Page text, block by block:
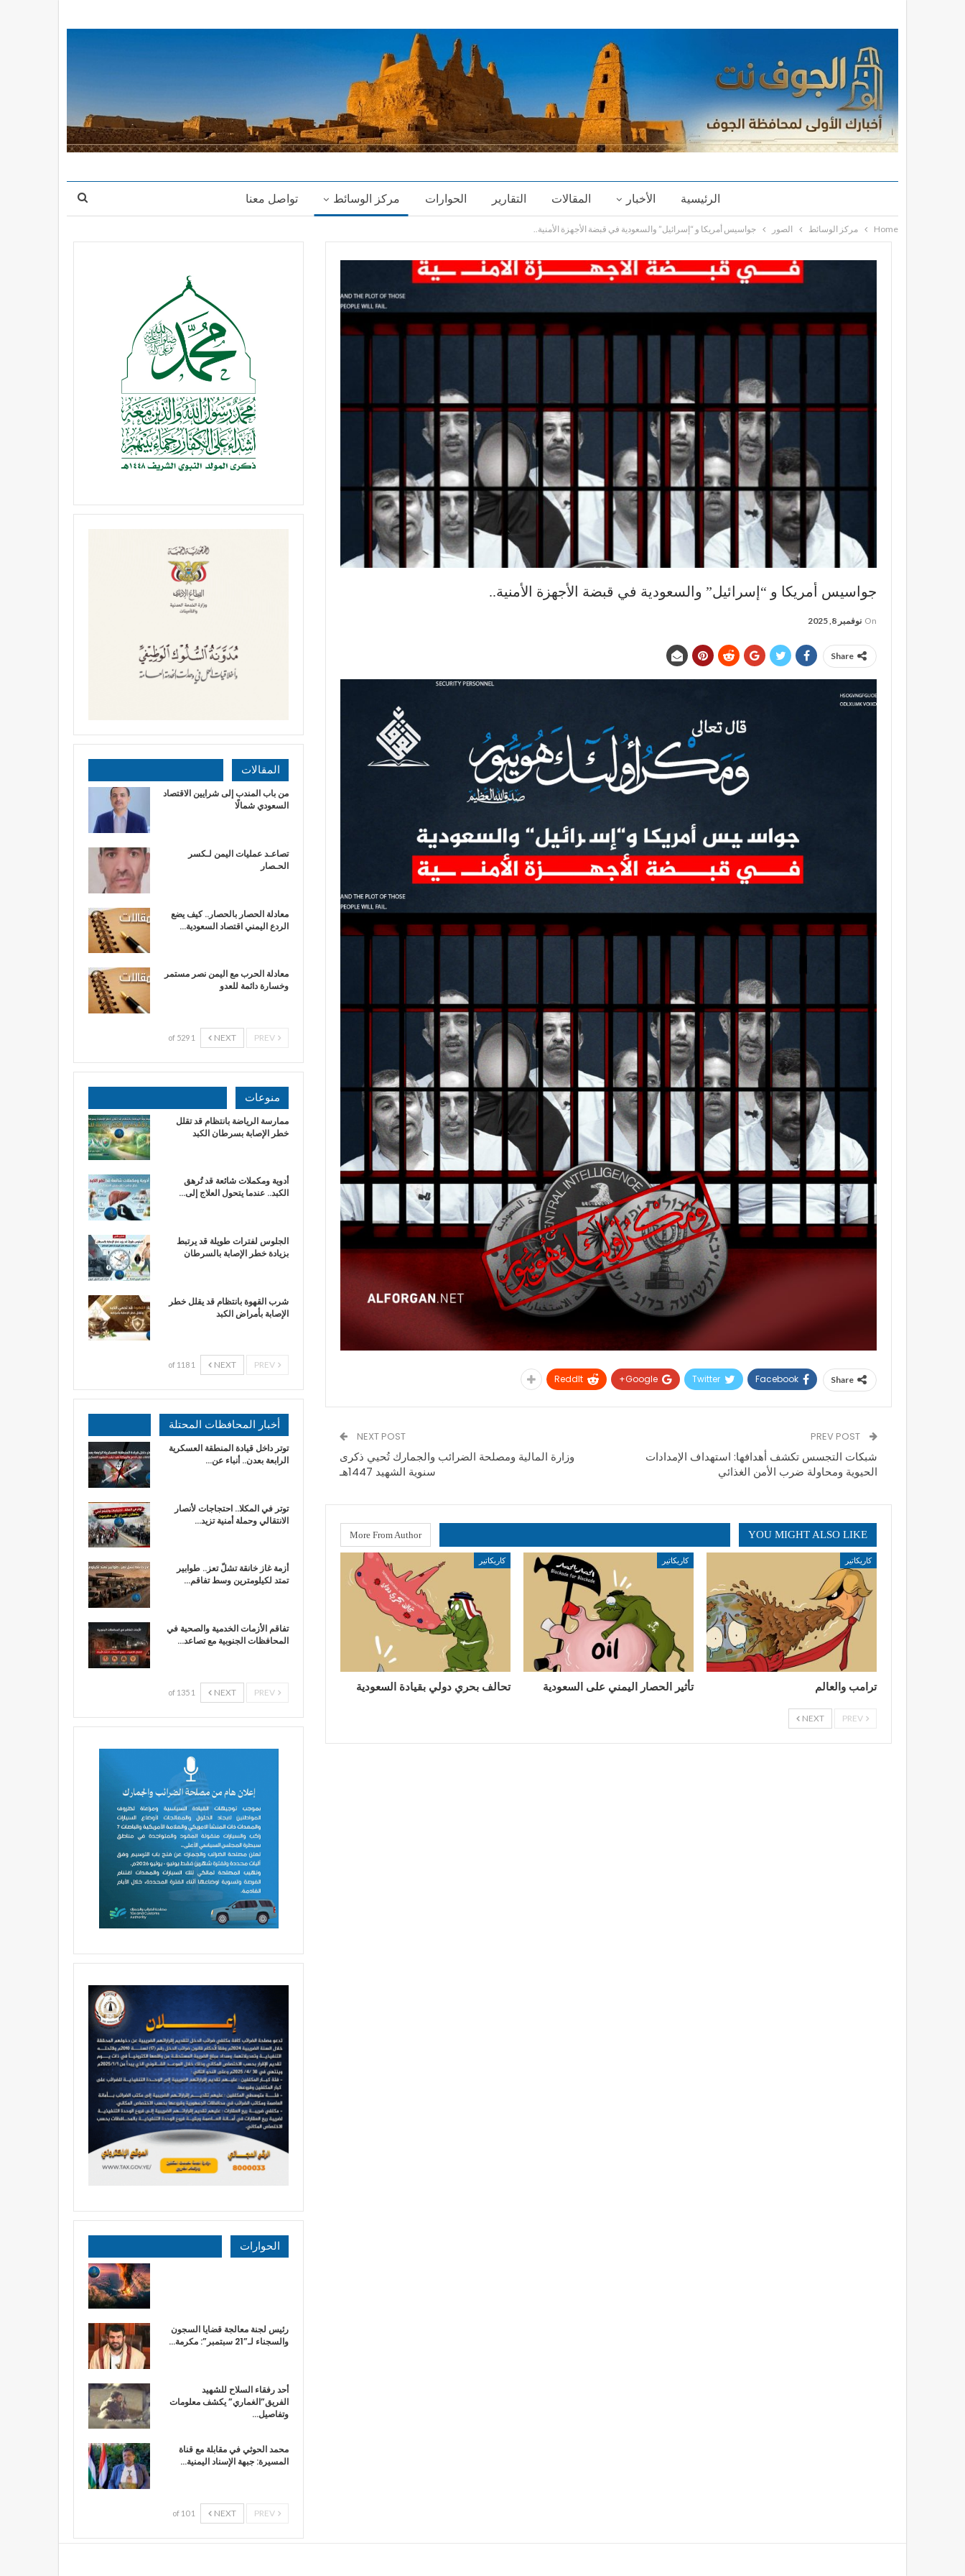
الرئيسية الأخبار المقالات التقارير الحوارات مركز الوسائط تواصل معنا
Home مركز الوسائط الصور جواسيس أمريكا و “إسرائيل” والسعودية في قبضة الأجهزة الأمنية..
جواسيس أمريكا و “إسرائيل” والسعودية في قبضة الأجهزة الأمنية..
On نوفمبر 8, 2025
Share
Share
Facebook
Twitter
Google+
ReddIt
شبكات التجسس تكشف أهدافها: استهداف الإمدادات
الحيوية ومحاولة ضرب الأمن الغذائي
NEXT POST
وزارة المالية ومصلحة الضرائب والجمارك تُحيي ذكرى
سنوية الشهيد 1447هـ
YOU MIGHT ALSO LIKE
More From Author
كاريكاتير
ترامب والعالم
كاريكاتير
تأثير الحصار اليمني على السعودية
كاريكاتير
تحالف بحري دولي بقيادة السعودية
NEXT
المقالات
من باب المندب إلى شرايين الاقتصاد
السعودي شمالًا
تصاعـد عمليات اليمن لـكسر
الحـصار
معادلة الحصار بالحصار.. كيف يضع
الردع اليمني اقتصاد السعودية…
​معادلة الحرب مع اليمن نصر مستمر
وخسارة دائمة للعدو
NEXT
1 of 529
منوعات
ممارسة الرياضة بانتظام قد تقلل
خطر الإصابة بسرطان الكبد
أدوية ومكملات شائعة قد تُرهق
الكبد.. عندما يتحول العلاج إلى…
الجلوس لفترات طويلة قد يرتبط
بزيادة خطر الإصابة بالسرطان
شرب القهوة بانتظام قد يقلل خطر
الإصابة بأمراض الكبد
NEXT
1 of 118
أخبار المحافظات المحتلة
توتر داخل قيادة المنطقة العسكرية
الرابعة بعدن.. أنباء عن…
توتر في المكلا.. احتجاجات لأنصار
الانتقالي وحملة أمنية تزيد…
أزمة غاز خانقة تشلّ تعز.. طوابير
تمتد لكيلومترين وسط تفاقم…
تفاقم الأزمات الخدمية والصحية في
المحافظات الجنوبية مع تصاعد…
NEXT
1 of 135
الحوارات
رئيس لجنة معالجة قضايا السجون
والسجناء لـ”21 سبتمبر”: مكرمة…
أحد رفقاء السلاح للشهيد
الفريق”الغماري” يكشف معلومات
وتفاصيل…
محمد الحوثي في مقابلة مع قناة
المسيرة: جبهة الإسناد اليمنية…
NEXT
1 of 10